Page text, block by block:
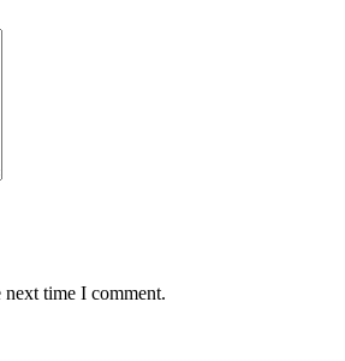
time I comment.